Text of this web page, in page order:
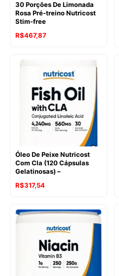
30 Porções De Limonada
Rosa Pré-treino Nutricost
Stim-free
R$467,87
Óleo De Peixe Nutricost
Com Cla (120 Cápsulas
Gelatinosas) –
R$317,54